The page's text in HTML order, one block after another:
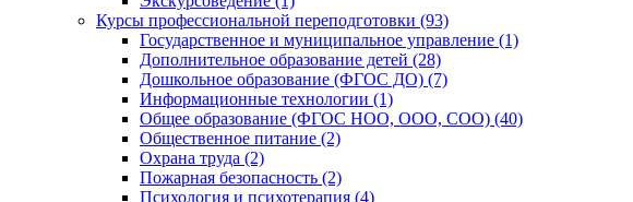
Курсы профессиональной переподготовки (93)
Государственное и муниципальное управление (1)
Дополнительное образование детей (28)
Дошкольное образование (ФГОС ДО) (7)
Информационные технологии (1)
Общее образование (ФГОС НОО, ООО, СОО) (40)
Общественное питание (2)
Охрана труда (2)
Пожарная безопасность (2)
Психология и психотерапия (4)